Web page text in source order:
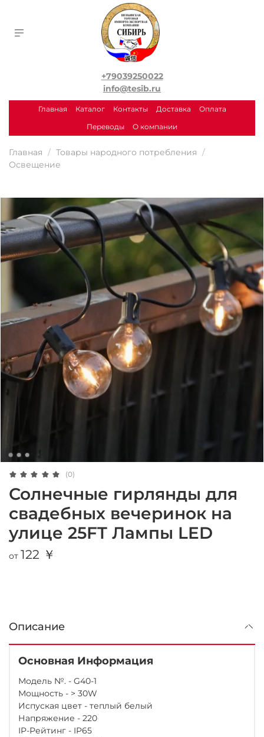
+79039250022
info@tesib.ru
Главная Каталог Контакты Доставка
Оплата
Переводы
О компании
Главная
Товары народного потребления
Освещение
(0)
Солнечные гирлянды для
свадебных вечеринок на
улице 25FT Лампы LED
от 122 ￥
Описание
Основная Информация
Модель №. - G40-1
Мощность - > 30W
Испуская цвет - теплый белый
Напряжение - 220
IP-Рейтинг - IP65